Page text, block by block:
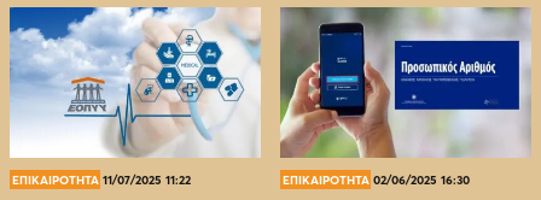
ΕΠΙΚΑΙΡΟΤΗΤΑ 11/07/2025 11:22 ΕΠΙΚΑΙΡΟΤΗΤΑ 02/06/2025 16:30